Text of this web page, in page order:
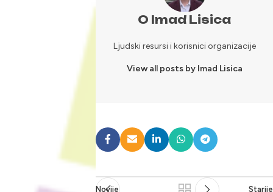
O Imad Lisica
Ljudski resursi i korisnici organizacije
View all posts by Imad Lisica
Novije Starije